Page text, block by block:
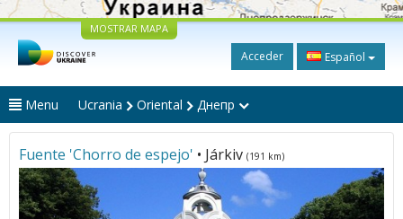
MOSTRAR MAPA
Acceder Español
Menu Ucrania Oriental Днепр
Fuente 'Chorro de espejo' • Járkiv (191 km)